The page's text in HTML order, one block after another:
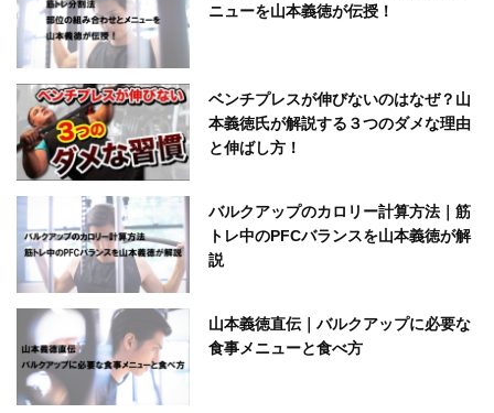
ニューを山本義徳が伝授！
ベンチプレスが伸びないのはなぜ？山
本義徳氏が解説する３つのダメな理由
と伸ばし方！
バルクアップのカロリー計算方法｜筋
トレ中のPFCバランスを山本義徳が解
説
山本義徳直伝｜バルクアップに必要な
食事メニューと食べ方